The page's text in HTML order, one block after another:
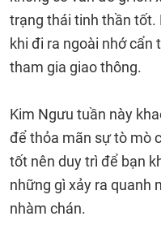
trạng thái tinh thần tốt.
khi đi ra ngoài nhớ cẩn
tham gia giao thông.
Kim Ngưu tuần này
để thỏa mãn sự tò mò
tốt nên duy trì để bạn
những gì xảy ra quanh
nhàm chán.